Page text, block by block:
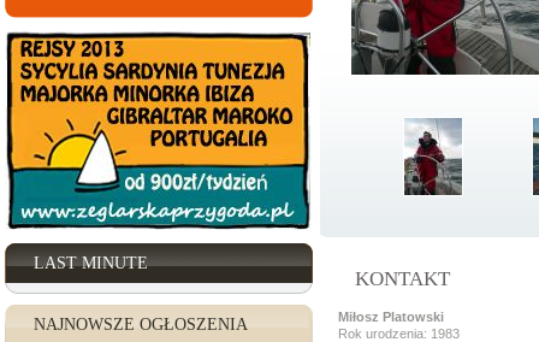
LAST MINUTE
NAJNOWSZE OGŁOSZENIA
KONTAKT
Miłosz Platowski
Rok urodzenia: 1983